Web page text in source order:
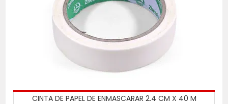
CINTA DE PAPEL DE ENMASCARAR 2.4 CM X 40 M